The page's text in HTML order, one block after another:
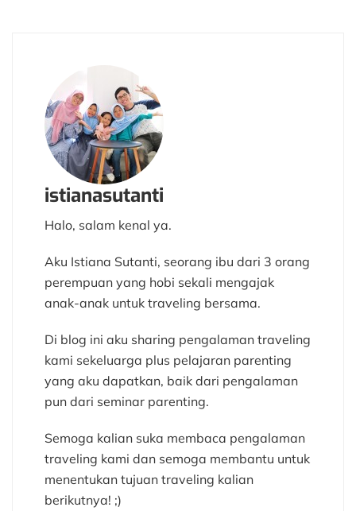
istianasutanti
Halo, salam kenal ya.
Aku Istiana Sutanti, seorang ibu dari 3 orang
perempuan yang hobi sekali mengajak
anak-anak untuk traveling bersama.
Di blog ini aku sharing pengalaman traveling
kami sekeluarga plus pelajaran parenting
yang aku dapatkan, baik dari pengalaman
pun dari seminar parenting.
Semoga kalian suka membaca pengalaman
traveling kami dan semoga membantu untuk
menentukan tujuan traveling kalian
berikutnya! ;)